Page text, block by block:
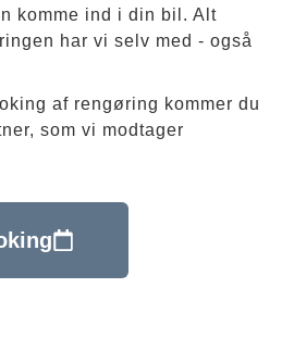
komme ind i din bil. Alt
har vi selv med - også
af rengøring kommer du
som vi modtager